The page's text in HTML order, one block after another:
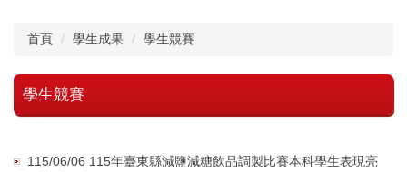
首頁 學生成果 學生競賽
學生競賽
115/06/06 115年臺東縣減鹽減糖飲品調製比賽本科學生表現亮